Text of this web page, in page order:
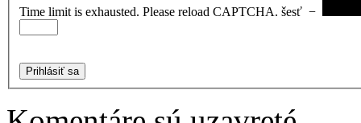
Time limit is exhausted. Please reload CAPTCHA. šesť −
Prihlásiť sa